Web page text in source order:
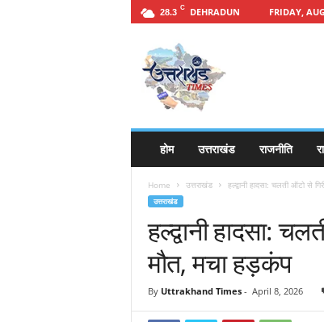
28.3 C DEHRADUN FRIDAY,
a
होम उत्तराखंड राजनीति
Home उत्तराखंड हल्द्वानी हादसा: चलती ऑटो से
उत्तराखंड
हल्द्वानी हादसा:
मौत, मचा हड़कंप
By Uttrakhand Times- April 8, 2026